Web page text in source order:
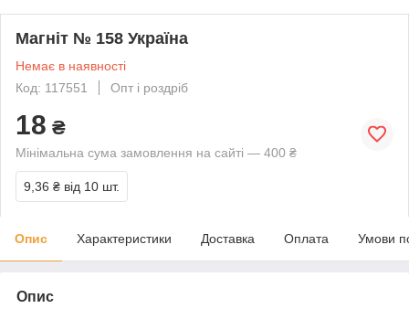
Магніт № 158 Україна
Немає в наявності
Код: 117551
Опт і роздріб
18 ₴
Мінімальна сума замовлення на сайті — 400 ₴
9,36 ₴ від 10 шт.
Опис Характеристики Доставка Оплата Умови
Опис